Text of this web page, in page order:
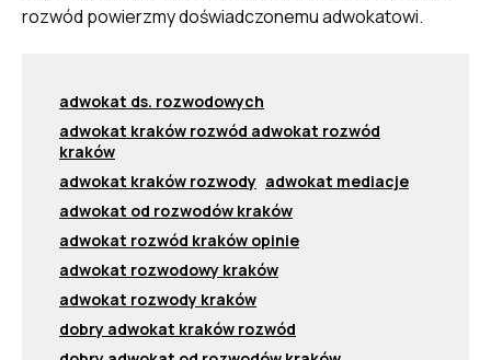
rozwód powierzmy doświadczonemu adwokatowi.
adwokat ds. rozwodowych
adwokat kraków rozwód adwokat rozwód
kraków
adwokat kraków rozwody adwokat mediacje
adwokat od rozwodów kraków
adwokat rozwód kraków opinie
adwokat rozwodowy kraków
adwokat rozwody kraków
dobry adwokat kraków rozwód